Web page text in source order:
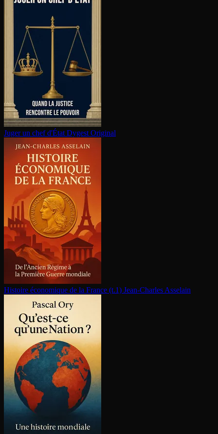
Juger un chef d'État Dygest Original
Histoire économique de la France (t.1) Jean-Charles Asselain